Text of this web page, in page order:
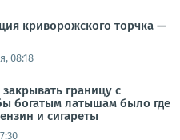
криворожского торчка —
08:18
границу с
богатым латышам было где
и сигареты